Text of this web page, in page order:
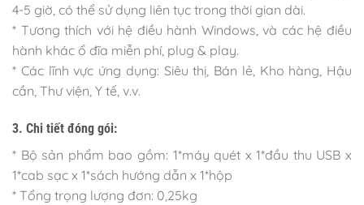
4-5 giờ, có thể sử dụng liên tục trong thời gian dài.
* Tương thích với hệ điều hành Windows, và các hệ điều
hành khác ổ đĩa miễn phí, plug & play.
* Các lĩnh vực ứng dụng: Siêu thị, Bán lẻ, Kho hàng, Hậu
cần, Thư viện, Y tế, v.v.
3. Chi tiết đóng gói:
* Bộ sản phẩm bao gồm: 1*máy quét x 1*đầu thu USB x
1*cab sạc x 1*sách hướng dẫn x 1*hộp
* Tổng trọng lượng đơn: 0,25kg